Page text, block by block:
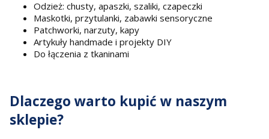
Odzież: chusty, apaszki, szaliki, czapeczki
Maskotki, przytulanki, zabawki sensoryczne
Patchworki, narzuty, kapy
Artykuły handmade i projekty DIY
Do łączenia z tkaninami
Dlaczego warto kupić w naszym
sklepie?